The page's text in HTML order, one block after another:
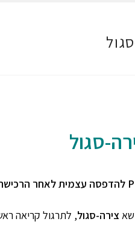
סגול
צירה-סגול, לתרגול קריאה